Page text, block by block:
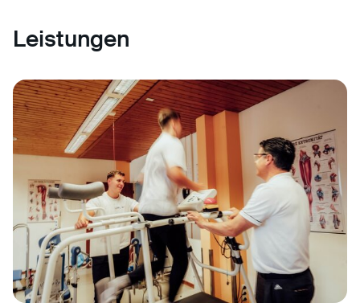
Leistungen